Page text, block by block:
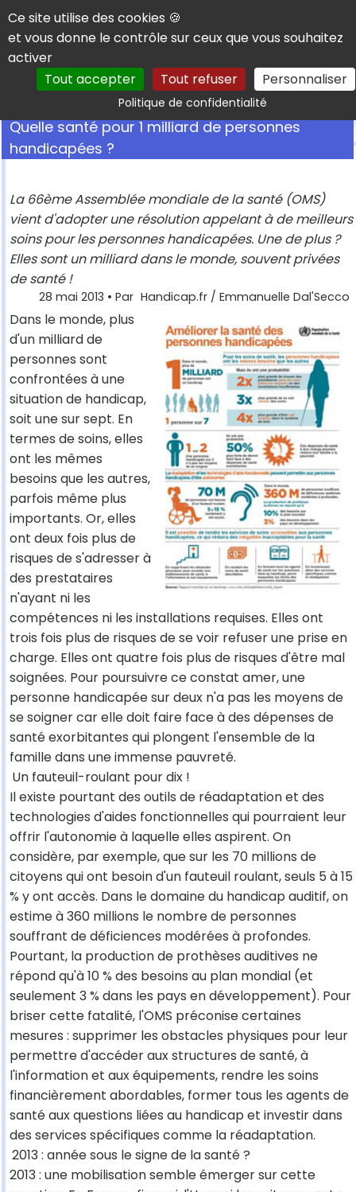
Panneau de gestion des cookies
Ce site utilise des cookies 🍪
et vous donne le contrôle sur ceux que vous souhaitez
activer
Tout accepter
Tout refuser Personnaliser
Politique de confidentialitéRechercher
Quelle santé pour 1 milliard de personnes
handicapées ?
La 66ème Assemblée mondiale de la santé (OMS)
vient d'adopter une résolution appelant à de meilleurs
soins pour les personnes handicapées. Une de plus ?
Elles sont un milliard dans le monde, souvent privées
de santé !
28 mai 2013 • Par Handicap.fr / Emmanuelle Dal'Secco
Dans le monde, plus
d'un milliard de
personnes sont
confrontées à une
situation de handicap,
soit une sur sept. En
termes de soins, elles
ont les mêmes
besoins que les autres,
parfois même plus
importants. Or, elles
ont deux fois plus de
risques de s'adresser à
des prestataires
n'ayant ni les
compétences ni les installations requises. Elles ont
trois fois plus de risques de se voir refuser une prise en
charge. Elles ont quatre fois plus de risques d'être mal
soignées. Pour poursuivre ce constat amer, une
personne handicapée sur deux n'a pas les moyens de
se soigner car elle doit faire face à des dépenses de
santé exorbitantes qui plongent l'ensemble de la
famille dans une immense pauvreté.
Un fauteuil-roulant pour dix !
Il existe pourtant des outils de réadaptation et des
technologies d'aides fonctionnelles qui pourraient leur
offrir l'autonomie à laquelle elles aspirent. On
considère, par exemple, que sur les 70 millions de
citoyens qui ont besoin d'un fauteuil roulant, seuls 5 à 15
% y ont accès. Dans le domaine du handicap auditif, on
estime à 360 millions le nombre de personnes
souffrant de déficiences modérées à profondes.
Pourtant, la production de prothèses auditives ne
répond qu'à 10 % des besoins au plan mondial (et
seulement 3 % dans les pays en développement). Pour
briser cette fatalité, l'OMS préconise certaines
mesures : supprimer les obstacles physiques pour leur
permettre d'accéder aux structures de santé, à
l'information et aux équipements, rendre les soins
financièrement abordables, former tous les agents de
santé aux questions liées au handicap et investir dans
des services spécifiques comme la réadaptation.
2013 : année sous le signe de la santé ?
2013 : une mobilisation semble émerger sur cette